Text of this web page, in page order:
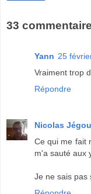
33
Yann 25
Vraiment trop
Répondre
Nicolas Jégou
Ce qui me fait
m'a sauté aux
Je ne sais pas